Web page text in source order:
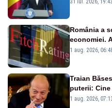
România a
economiei.
„BBB-” cu
1 aug. 2026,
Traian
puterii: Cine
fii prost, se
1 aug. 2026,